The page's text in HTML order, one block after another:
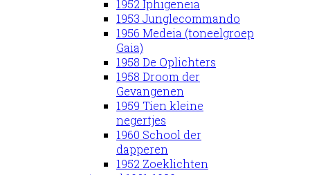
1952 Iphigeneia
1953 Junglecommando
1956 Medeia (toneelgroep
Gaia)
1958 De Oplichters
1958 Droom der
Gevangenen
1959 Tien kleine
negertjes
1960 School der
dapperen
1952 Zoeklichten